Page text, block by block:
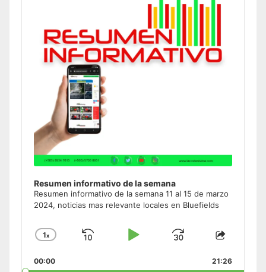
Resumen informativo de la semana
Resumen informativo de la semana 11 al 15 de marzo
2024, noticias mas relevante locales en Bluefields
Change
Rate
1x
Skip
Play
Jump
Forward
Share
Episode
00:00 21:26